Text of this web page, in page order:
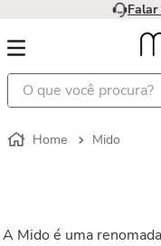
O que você procura?
Mido
A Mido é uma